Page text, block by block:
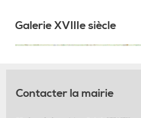
Galerie XVIIIe siècle
Contacter la mairie